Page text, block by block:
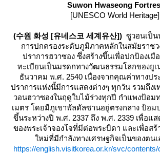
Suwon Hwaseong
[UNESCO World Heritage]
(수원 화성 [유네스코 세계유산]) ซูวอนเป็น
การปกครองระดับภูมิภาคหลักในสมัยราช
ปราการฮวาซอง ซึ่งสร้างขึ้นเพื่อปกป้องเมื
ทะเบียนเป็นมรดกทางวัฒนธรรมโลกของยูเ
ธันวาคม พ.ศ. 2540 เนื่องจากคุณค่าทางป
ปราการแห่งนี้มีการแสดงต่างๆ ทุกวัน รวมถึง
วอนฮวาซองในฤดูใบไม้ร่วงทุกปี กำแพงป้อม
เมตร โดยมีภูเขาพัลดัลซานอยู่ตรงกลาง ป้อม
ขึ้นระหว่างปี พ.ศ. 2337 ถึง พ.ศ. 2339 เพื่อแ
ของพระเจ้าจองโจที่มีต่อพระบิดา และเพื่อสร้
หม่ที่มีกำลังทางเศรษฐกิจเป็นของตนเ
https://english.visitkorea.or.kr/svc/contents/